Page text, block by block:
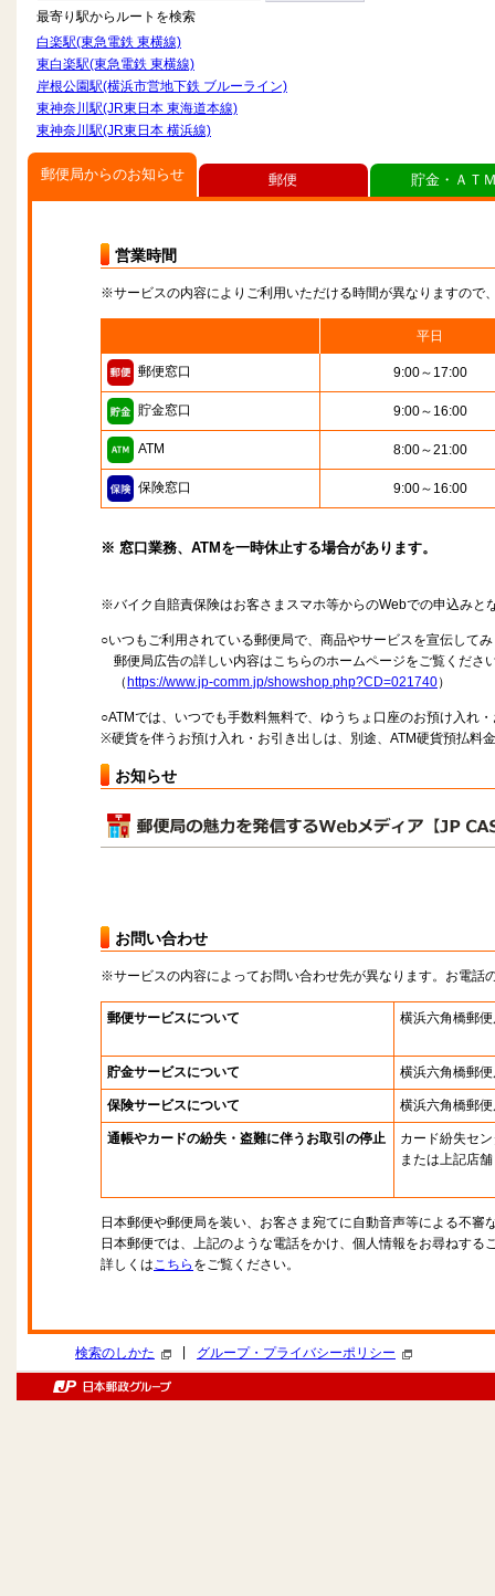
最寄り駅からルートを検索
白楽駅(東急電鉄 東横線)
東白楽駅(東急電鉄 東横線)
岸根公園駅(横浜市営地下鉄 ブルーライン)
東神奈川駅(JR東日本 東海道本線)
東神奈川駅(JR東日本 横浜線)
郵便局からのお知らせ
営業時間
※サービスの内容によりご利用いただける時間が異なりますので
平日
郵便窓口 9:00～17:00
貯金窓口 9:00～16:00
ATM 8:00～21:00
保険窓口 9:00～16:00
※ 窓口業務、ATMを一時休止する場合があります。
※バイク自賠責保険はお客さまスマホ等からのWebでの申込みと
○いつもご利用されている郵便局で、商品やサービスを宣伝して
郵便局広告の詳しい内容はこちらのホームページをご覧くださ
（ https://www.jp-comm.jp/showshop.php?CD=021740）
○ATMでは、いつでも手数料無料で、ゆうちょ口座のお預け入れ
※硬貨を伴うお預け入れ・お引き出しは、別途、ATM硬貨預払料
お知らせ
お問い合わせ
※サービスの内容によってお問い合わせ先が異なります。お電話
郵便サービスについて 横浜六角橋郵
貯金サービスについて 横浜六角橋郵
保険サービスについて 横浜六角橋郵
通帳やカードの紛失・盗難に伴うお取引の停止
カード紛失セ
または上記店舗
日本郵便や郵便局を装い、お客さま宛てに自動音声等による不審
日本郵便では、上記のような電話をかけ、個人情報をお尋ねする
詳しくはこちら をご覧ください。
郵便 貯金・ＡＴ
検索のしかた グループ・プライバシーポリシー